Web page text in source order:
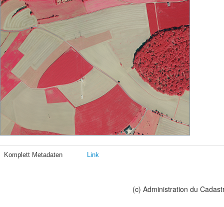
Komplett Metadaten Link
(c) Administration du